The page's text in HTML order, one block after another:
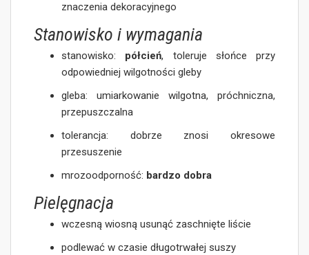
znaczenia dekoracyjnego
Stanowisko i wymagania
stanowisko: półcień, toleruje słońce przy
odpowiedniej wilgotności gleby
gleba: umiarkowanie wilgotna, próchniczna,
przepuszczalna
tolerancja: dobrze znosi okresowe
przesuszenie
mrozoodporność: bardzo dobra
Pielęgnacja
wczesną wiosną usunąć zaschnięte liście
podlewać w czasie długotrwałej suszy